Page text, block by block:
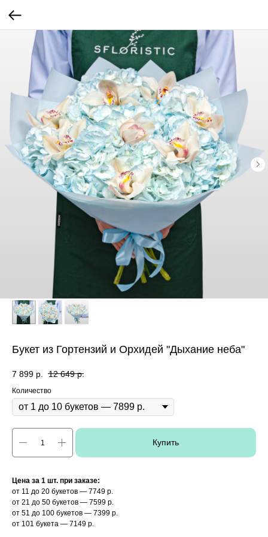
Букет из Гортензий и Орхидей "Дыхание неба"
7 899 р. 12 649 р.
Количество
Купить
Цена за 1 шт. при заказе:
от 11 до 20 букетов — 7749 р.
от 21 до 50 букетов — 7599 р.
от 51 до 100 букетов — 7399 р.
от 101 букета — 7149 р.